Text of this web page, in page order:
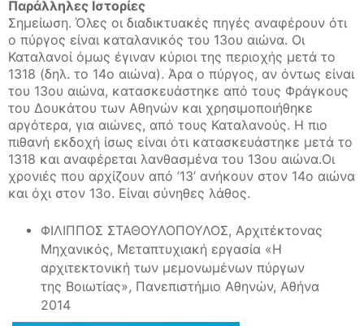
Παράλληλες Ιστορίες
Σημείωση. Όλες οι διαδικτυακές πηγές αναφέρουν ότι
ο πύργος είναι καταλανικός του 13ου αιώνα. Οι
Καταλανοί όμως έγιναν κύριοι της περιοχής μετά το
1318 (δηλ. το 14ο αιώνα). Άρα ο πύργος, αν όντως είναι
του 13ου αιώνα, κατασκευάστηκε από τους Φράγκους
του Δουκάτου των Αθηνών και χρησιμοποιήθηκε
αργότερα, για αιώνες, από τους Καταλανούς. Η πιο
πιθανή εκδοχή ίσως είναι ότι κατασκευάστηκε μετά το
1318 και αναφέρεται λανθασμένα του 13ου αιώνα.Οι
χρονιές που αρχίζουν από ’13’ ανήκουν στον 14ο αιώνα
και όχι στον 13ο. Είναι σύνηθες λάθος.
ΦΙΛΙΠΠΟΣ ΣΤΑΘΟΥΛΟΠΟΥΛΟΣ, Αρχιτέκτονας
Μηχανικός, Μεταπτυχιακή εργασία «Η
αρχιτεκτονική των μεμονωμένων πύργων
της Βοιωτίας», Πανεπιστήμιο Αθηνών, Αθήνα
2014